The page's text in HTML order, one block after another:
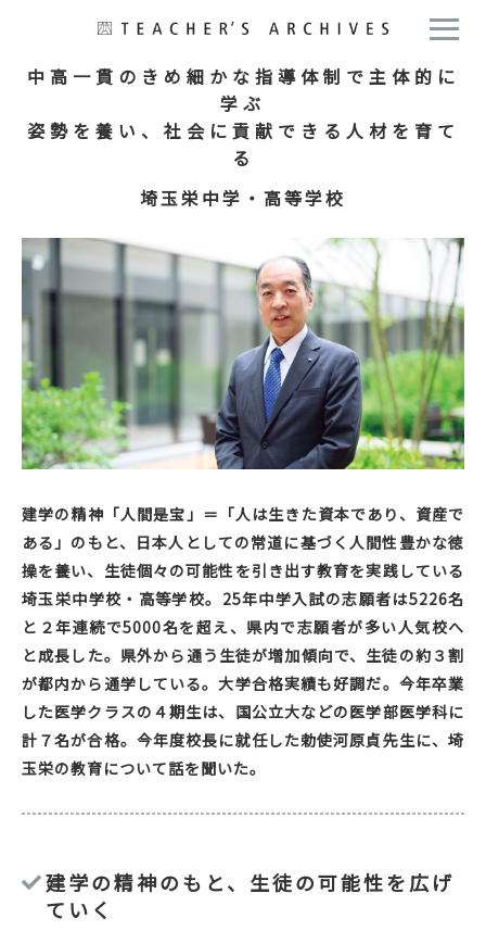
中高一貫のきめ細かな指導体制で主体的に
学ぶ
姿勢を養い、社会に貢献できる人材を育て
る
埼玉栄中学・高等学校
建学の精神「人間是宝」＝「人は生きた資本であり、資産で
ある」のもと、日本人としての常道に基づく人間性豊かな徳
操を養い、生徒個々の可能性を引き出す教育を実践している
埼玉栄中学校・高等学校。25年中学入試の志願者は5226名
と２年連続で5000名を超え、県内で志願者が多い人気校へ
と成長した。県外から通う生徒が増加傾向で、生徒の約３割
が都内から通学している。大学合格実績も好調だ。今年卒業
した医学クラスの４期生は、国公立大などの医学部医学科に
計７名が合格。今年度校長に就任した勅使河原貞先生に、埼
玉栄の教育について話を聞いた。
建学の精神のもと、生徒の可能性を広げ
ていく